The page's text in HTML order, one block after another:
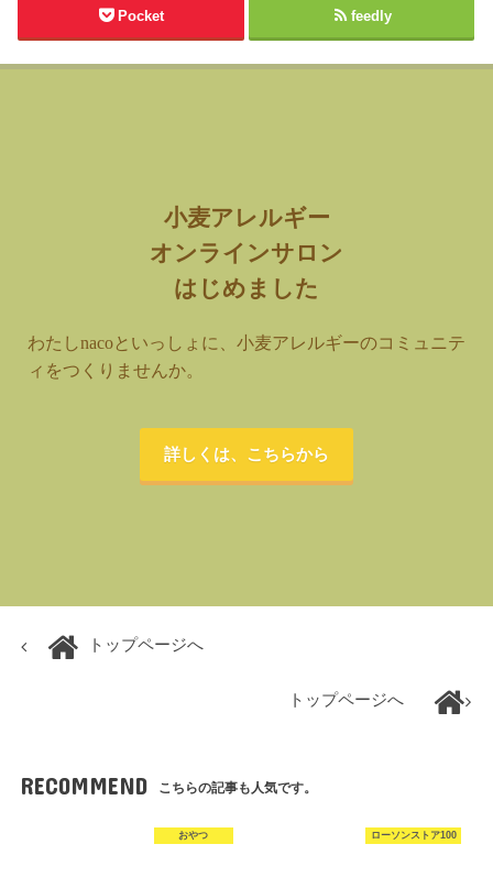
Pocket feedly
小麦アレルギー
オンラインサロン
はじめました
わたしnacoといっしょに、小麦アレルギーのコミュニテ
ィをつくりませんか。
詳しくは、こちらから
トップページへ
トップページへ
RECOMMEND こちらの記事も人気です。
おやつ ローソンストア100